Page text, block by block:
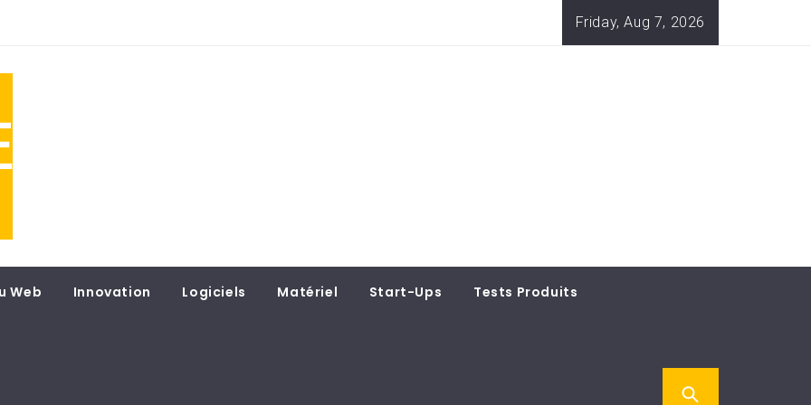
Friday, Aug 7, 2026
Web Innovation Logiciels Matériel Start-Ups Tests Produits